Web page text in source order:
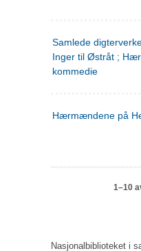
Samlede
Inger til Østråt ;
kommedie
Hærmændene på
1–10
Nasjonalbiblioteket i